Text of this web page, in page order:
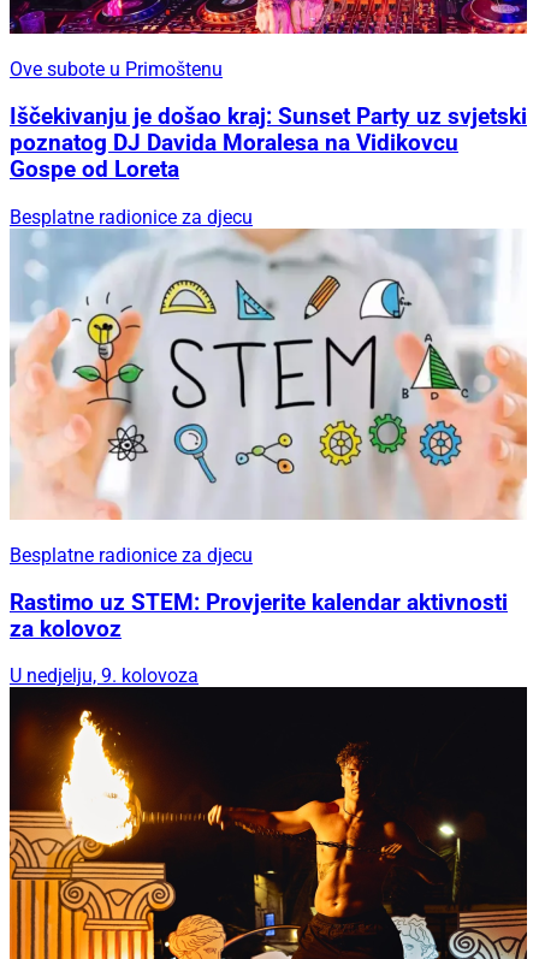
Ove subote u Primoštenu
Iščekivanju je došao kraj: Sunset Party uz svjetski
poznatog DJ Davida Moralesa na Vidikovcu
Gospe od Loreta
Besplatne radionice za djecu
Besplatne radionice za djecu
Rastimo uz STEM: Provjerite kalendar aktivnosti
za kolovoz
U nedjelju, 9. kolovoza